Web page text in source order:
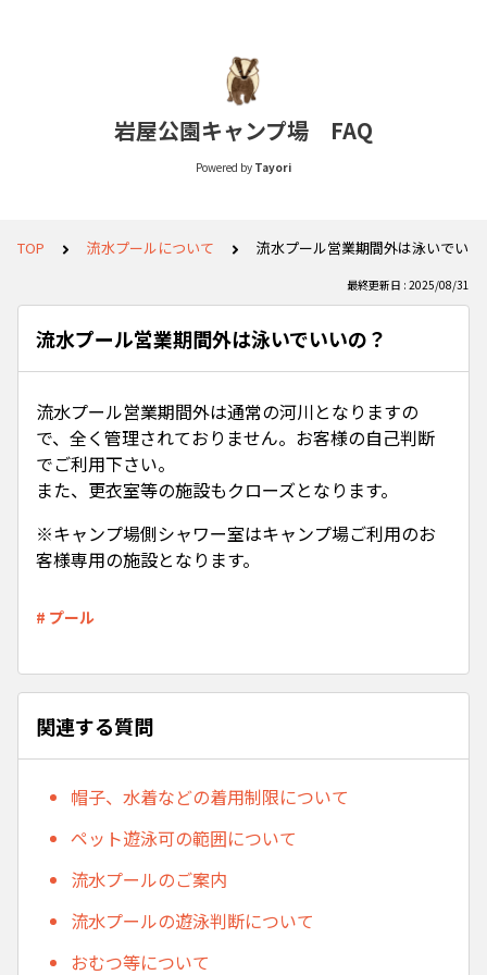
岩屋公園キャンプ場 FAQ
Powered by Tayori
TOP 流水プールについて 流水プール営業期間外は泳いでいい
最終更新日 : 2025/08/31
流水プール営業期間外は泳いでいいの？
流水プール営業期間外は通常の河川となりますの
で、全く管理されておりません。お客様の自己判断
でご利用下さい。
また、更衣室等の施設もクローズとなります。
※キャンプ場側シャワー室はキャンプ場ご利用のお
客様専用の施設となります。
# プール
関連する質問
帽子、水着などの着用制限について
ペット遊泳可の範囲について
流水プールのご案内
流水プールの遊泳判断について
おむつ等について